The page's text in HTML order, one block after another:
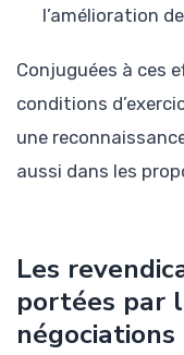
l’amélioration
Conjuguées à ces
conditions
une
aussi dans les
Les
portées par
négociations